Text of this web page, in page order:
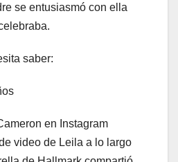
se entusiasmó con ella
saber:
en Instagram
video de Leila a lo largo